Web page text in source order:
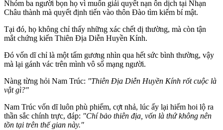
Nhóm ba người bọn họ vì muốn giải quyết nạn ôn dịch tại Nhạn
Châu thành mà quyết định tiến vào thôn Đào tìm kiếm bí mật.
Tại đó, họ không chỉ thấy những xác chết dị thường, mà còn tận
mắt chứng kiến Thiên Địa Diễn Huyền Kính.
Đó vốn dĩ chỉ là một tấm gương nhìn qua hết sức bình thường, vậy
mà lại gánh vác trên mình vô số mạng người.
Nàng từng hỏi Nam Trúc: "Thiên Địa Diễn Huyền Kính rốt cuộc là
vật gì?"
Nam Trúc vốn dĩ luôn phù phiếm, cợt nhả, lúc ấy lại hiếm hoi lộ ra
thần sắc chính trực, đáp: "Chí bảo thiên địa, vốn là thứ không nên
tồn tại trên thế gian này."